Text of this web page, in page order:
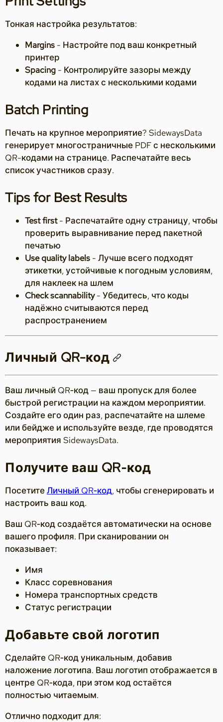
Тонкая настройка результатов:
Margins - Настройте под ваш конкретный
принтер
Spacing - Контролируйте зазоры между
кодами на листах с несколькими кодами
Batch Printing
Печать на крупное мероприятие? SidewaysData
генерирует многостраничные PDF с несколькими
QR-кодами на странице. Распечатайте весь
список участников сразу.
Tips for Best Results
Test first- Распечатайте одну страницу, чтобы
проверить выравнивание перед пакетной
печатью
Use quality labels - Лучше всего подходят
этикетки, устойчивые к погодным условиям,
для наклеек на шлем
Check scannability- Убедитесь, что коды
надёжно считываются перед
распространением
Личный QR-код
Ваш личный QR‑код — ваш пропуск для более
быстрой регистрации на каждом мероприятии.
Создайте его один раз, распечатайте на шлеме
или бейдже и используйте везде, где проводятся
мероприятия SidewaysData.
Получите ваш QR‑код
ПосетитеЛичный QR‑код, чтобы сгенерировать и
настроить ваш код.
Ваш QR‑код создаётся автоматически на основе
вашего профиля. При сканировании он
показывает:
Имя
Класс соревнования
Номера транспортных средств
Статус регистрации
Добавьте свой логотип
Сделайте QR‑код уникальным, добавив
наложение логотипа. Ваш логотип отображается в
центре QR‑кода, при этом код остаётся
полностью читаемым.
Отлично подходит для: